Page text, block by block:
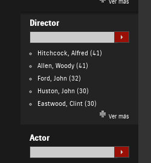
Ver más
Director
Hitchcock, Alfred (41)
Allen, Woody(41)
Ford, John(32)
Huston, John(30)
Eastwood, Clint(30)
Ver más
Actor